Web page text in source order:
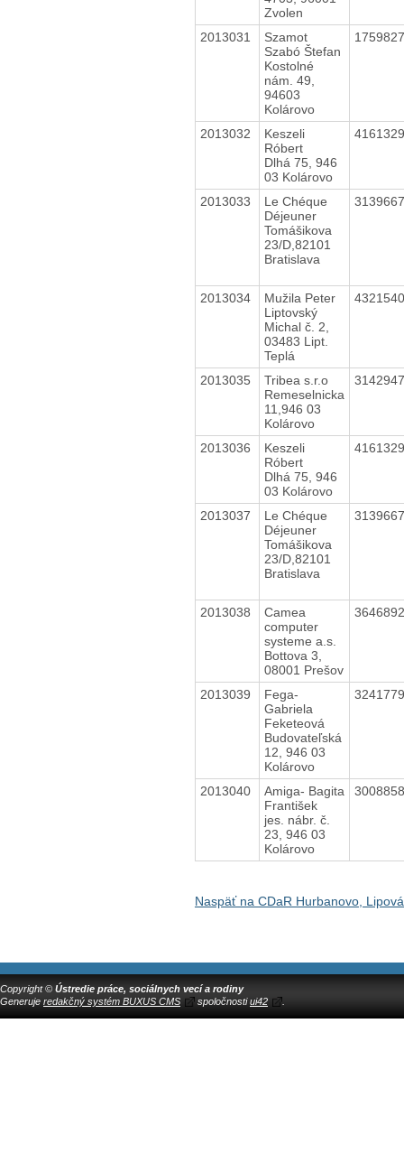
Zvolen
2013031
Szamot
Szabó Štefan
Kostolné
nám. 49,
94603
Kolárovo
2013032
Keszeli
Róbert
Dlhá 75, 946
03 Kolárovo
2013033
Le Chéque
Déjeuner
Tomášikova
23/D,82101
Bratislava
2013034
Mužila Peter
Liptovský
Michal č. 2,
03483 Lipt.
Teplá
2013035
Tribea s.r.o
Remeselnicka
11,946 03
Kolárovo
2013036
Keszeli
Róbert
Dlhá 75, 946
03 Kolárovo
2013037
Le Chéque
Déjeuner
Tomášikova
23/D,82101
Bratislava
2013038
Camea
computer
systeme a.s.
Bottova 3,
08001 Prešov
2013039
Fega-
Gabriela
Feketeová
Budovateľská
12, 946 03
Kolárovo
2013040
Amiga- Bagita
František
jes. nábr. č.
23, 946 03
Kolárovo
Naspäť na CDaR Hurbanovo,
Copyright © Ústredie práce, sociálnych vecí a rodiny
Generuje redakčný systém BUXUS CMS spoločnostiui42